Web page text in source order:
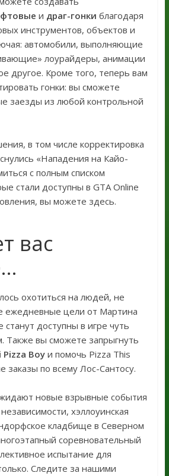
и драг-гонки благодаря
инструментов, объектов и
автомобили, выполняющие
лоурайдеры, анимации
другое. Кроме того, теперь вам
гонки: вы сможете
заезды из любой контрольной
в том числе корректировка
«Нападения на Кайо-
с полным списком
стали доступны в GTA Online
вы можете здесь.
вас
охотиться на людей, не
ежедневные цели от Мартина
доступны в игре чуть
Также вы сможете запрыгнуть
Pizza Boyи помочь Pizza This
заказы по всему Лос-Сантосу.
новые взрывные события
хэллоуинская
кладбище в Северном
соревновательный
испытание для
Следите за нашими